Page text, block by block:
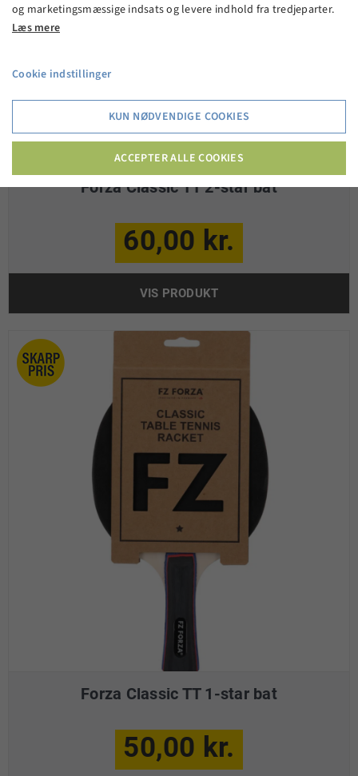
Forza Classic TT 2-star bat
60,00 kr.
VIS PRODUKT
Forza Classic TT 1-star bat
50,00 kr.
og marketingsmæssige indsats og levere indhold fra tredjeparter.
Læs mere
Cookie indstillinger
KUN NØDVENDIGE COOKIES
ACCEPTER ALLE COOKIES